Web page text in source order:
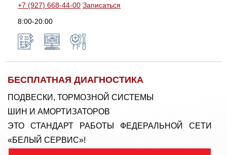
+7 (927) 668-44-00 Записаться
8:00-20:00
БЕСПЛАТНАЯ ДИАГНОСТИКА
ПОДВЕСКИ, ТОРМОЗНОЙ СИСТЕМЫ
ШИН И АМОРТИЗАТОРОВ
ЭТО СТАНДАРТ РАБОТЫ ФЕДЕРАЛЬНОЙ СЕТИ
«БЕЛЫЙ СЕРВИС»!